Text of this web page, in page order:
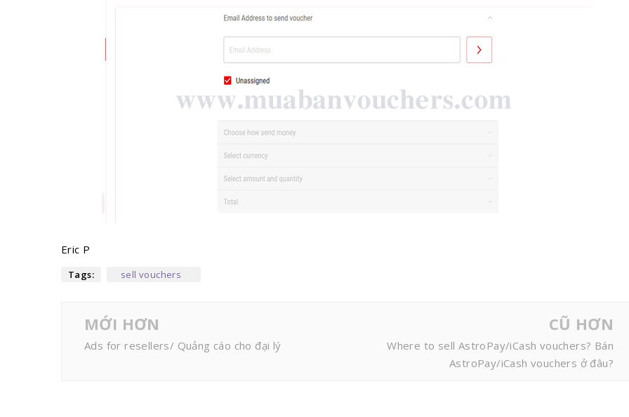
Eric P
Tags: sell vouchers
MỚI HƠN
Ads for resellers/ Quảng cáo cho đại lý
CŨ HƠN
Where to sell AstroPay/iCash vouchers? Bán
AstroPay/iCash vouchers ở đâu?